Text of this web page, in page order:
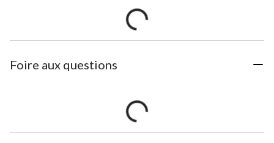
Foire aux questions